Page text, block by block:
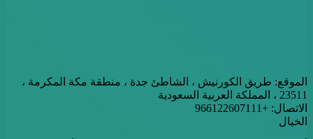
الموقع: طريق الكورنيش ، الشاطئ جدة ، منطقة مكة المكرمة ،
23511 ، المملكة العربية السعودية
الاتصال: +966122607111
الخيال